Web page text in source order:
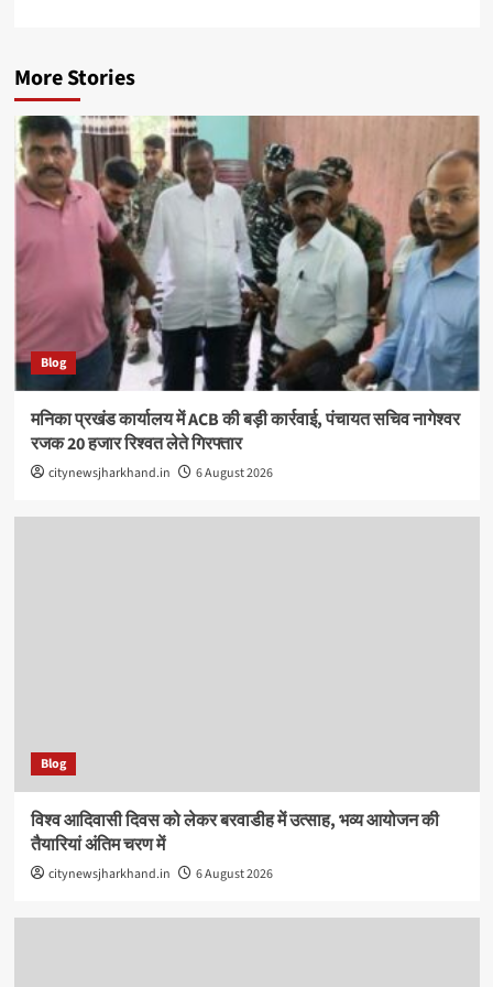
More Stories
Blog
मनिका प्रखंड कार्यालय में ACB की बड़ी कार्रवाई, पंचायत सचिव नागेश्वर
रजक 20 हजार रिश्वत लेते गिरफ्तार
citynewsjharkhand.in 6 August 2026
Blog
विश्व आदिवासी दिवस को लेकर बरवाडीह में उत्साह, भव्य आयोजन की
तैयारियां अंतिम चरण में
citynewsjharkhand.in 6 August 2026